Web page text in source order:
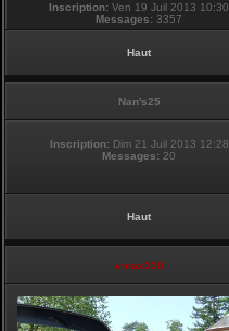
Inscription: Ven 19 Juil 2013 10:30
Messages: 3357
Haut
Nan's25
Inscription: Dim 21 Juil 2013 12:28
Messages: 20
Haut
vmax330